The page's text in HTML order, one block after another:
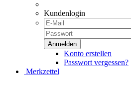
Kundenlogin
Konto erstellen
Passwort vergessen?
Merkzettel